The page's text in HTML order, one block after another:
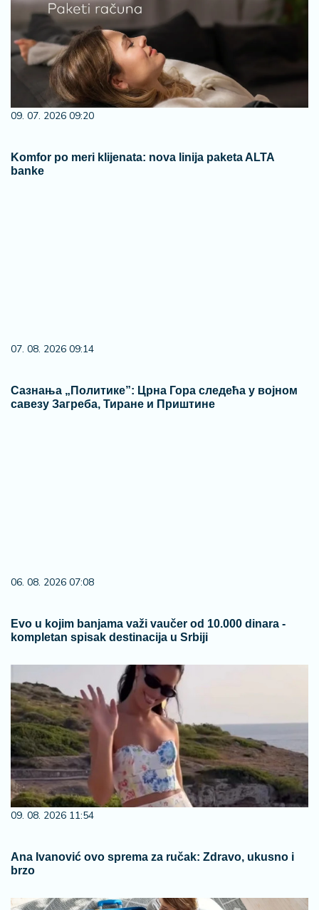
09. 07. 2026 09:20
Komfor po meri klijenata: nova linija paketa ALTA
banke
09. 08. 2026 11:54
Ana Ivanović ovo sprema za ručak: Zdravo, ukusno i
brzo